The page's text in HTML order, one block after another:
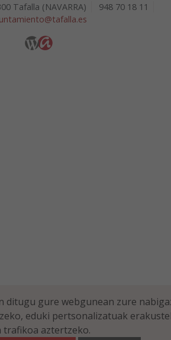
Tafalla (NAVARRA)
948 70 18 11
ditugu gure webgunean zure
eduki pertsonalizatuak
aztertzeko.